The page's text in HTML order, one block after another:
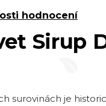
Sirup
hodnocení
surovinách je